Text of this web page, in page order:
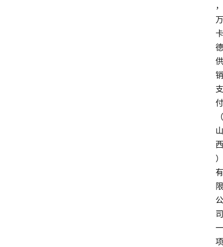
，
万
卡
德
供
销
支
付
（
山
西
）
有
限
公
司
一
项